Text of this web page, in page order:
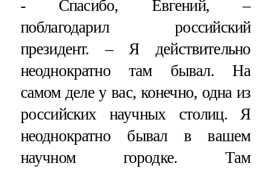
- Спасибо, Евгений, –
поблагодарил российский
президент. – Я действительно
неоднократно там бывал. На
самом деле у вас, конечно, одна из
российских научных столиц. Я
неоднократно бывал в вашем
научном городке. Там